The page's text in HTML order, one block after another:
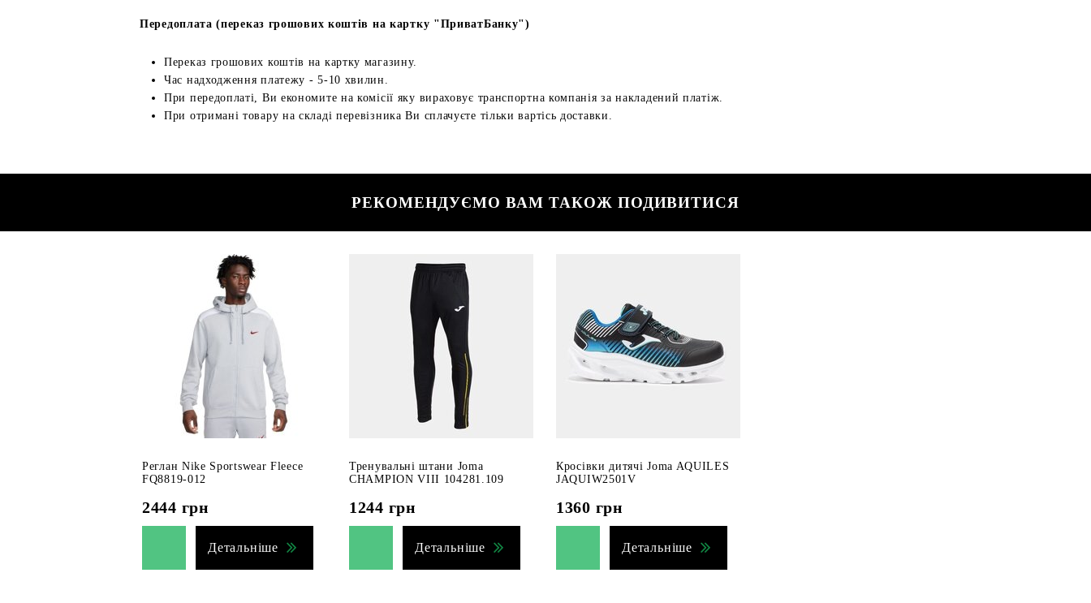
Передоплата (переказ грошових коштів на картку "ПриватБанку")
Переказ грошових коштів на картку магазину.
Час надходження платежу - 5-10 хвилин.
При передоплаті, Ви економите на комісії яку вираховує транспортна компанія за накладений платіж.
При отримані товару на складі перевізника Ви сплачуєте тільки вартісь доставки.
РЕКОМЕНДУЄМО ВАМ ТАКОЖ ПОДИВИТИСЯ
Реглан Nike Sportswear Fleece
FQ8819-012
2444 грн
Детальніше
Тренувальні штани Joma
CHAMPION VIII 104281.109
1244 грн
Детальніше
Кросівки дитячі Joma AQUILES
JAQUIW2501V
1360 грн
Детальніше